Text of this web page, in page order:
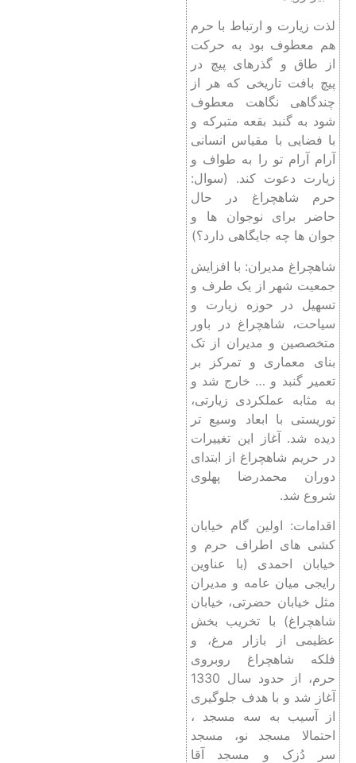
لذت زیارت و ارتباط با حرم
هم معطوف بود به حرکت
از طاق و گذرهای پیچ در
پیچ بافت تاریخی که هر از
چندگاهی نگاهت معطوف
شود به گنبد بقعه متبرکه و
با فضایی با مقیاس انسانی
آرام آرام تو را به طواف و
زیارت دعوت کند. (سوال:
حرم شاهچراغ در حال
حاضر برای نوجوان ها و
جوان ها چه جایگاهی دارد؟)
شاهچراغ مدیران: با افزایش
جمعیت شهر از یک طرف و
تسهیل در حوزه زیارت و
سیاحت، شاهچراغ در باور
متخصصین و مدیران از تک
بنای معماری و تمرکز بر
تعمیر گنبد و … خارج شد و
به مثابه عملکردی زیارتی،
توریستی با ابعاد وسیع تر
دیده شد. آغاز این تغییرات
در حریم شاهچراغ از ابتدای
دوران محمدرضا پهلوی
شروع شد.
اقدامات: اولین گام خیابان
کشی های اطراف حرم و
خیابان احمدی (با عناوین
رایجی میان عامه و مدیران
مثل خیابان حضرتی، خیابان
شاهچراغ) با تخریب بخش
عظیمی از بازار مرغ، و
فلکه شاهچراغ روبروی
حرم، از حدود سال 1330
آغاز شد و با هدف جلوگیری
از آسیب به سه مسجد ،
احتمالا مسجد نو، مسجد
سر دُزک و مسجد آقا